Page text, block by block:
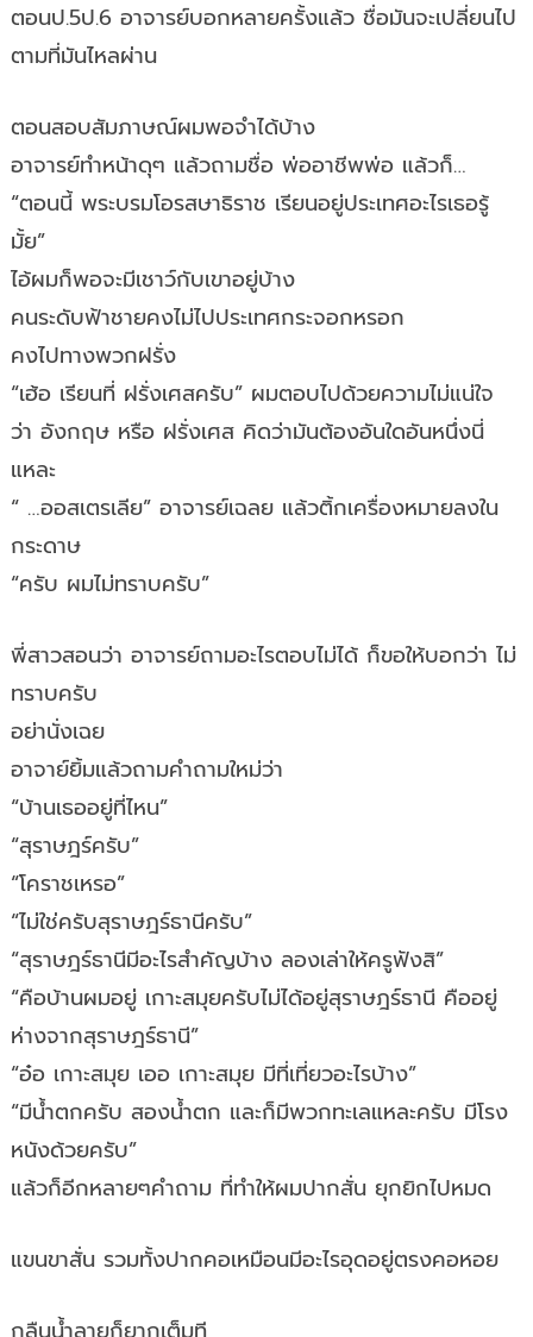
ตอนป.5ป.6 อาจารย์บอกหลายครั้งแล้ว ชื่อมันจะเปลี่ยนไป
ตามที่มันไหลผ่าน
ตอนสอบสัมภาษณ์ผมพอจำได้บ้าง
อาจารย์ทำหน้าดุๆ แล้วถามชื่อ พ่ออาชีพพ่อ แล้วก็…
“ตอนนี้ พระบรมโอรสษาธิราช เรียนอยู่ประเทศอะไรเธอรู้
มั้ย”
ไอ้ผมก็พอจะมีเชาว์กับเขาอยู่บ้าง
คนระดับฟ้าชายคงไม่ไปประเทศกระจอกหรอก
คงไปทางพวกฝรั่ง
“เฮ้อ เรียนที่ ฝรั่งเศสครับ” ผมตอบไปด้วยความไม่แน่ใจ
ว่า อังกฤษ หรือ ฝรั่งเศส คิดว่ามันต้องอันใดอันหนึ่งนี่
แหละ
“ …ออสเตรเลีย” อาจารย์เฉลย แล้วติ้กเครื่องหมายลงใน
กระดาษ
“ครับ ผมไม่ทราบครับ”
พี่สาวสอนว่า อาจารย์ถามอะไรตอบไม่ได้ ก็ขอให้บอกว่า ไม่
ทราบครับ
อย่านั่งเฉย
อาจาย์ยิ้มแล้วถามคำถามใหม่ว่า
“บ้านเธออยู่ที่ไหน”
“สุราษฎร์ครับ”
“โคราชเหรอ”
“ไม่ใช่ครับสุราษฎร์ธานีครับ”
“สุราษฎร์ธานีมีอะไรสำคัญบ้าง ลองเล่าให้ครูฟังสิ”
“คือบ้านผมอยู่ เกาะสมุยครับไม่ได้อยู่สุราษฎร์ธานี คืออยู่
ห่างจากสุราษฎร์ธานี”
“อ๋อ เกาะสมุย เออ เกาะสมุย มีที่เที่ยวอะไรบ้าง”
“มีน้ำตกครับ สองน้ำตก และก็มีพวกทะเลแหละครับ มีโรง
หนังด้วยครับ”
แล้วก็อีกหลายๆคำถาม ที่ทำให้ผมปากสั่น ยุกยิกไปหมด
แขนขาสั่น รวมทั้งปากคอเหมือนมีอะไรอุดอยู่ตรงคอหอย